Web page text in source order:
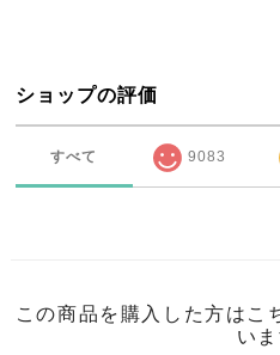
ショップの評価
すべて 9083
この商品を購入した方はこ
い